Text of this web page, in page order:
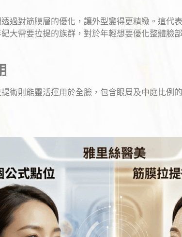
過對筋膜層的優化，讓外型變得更精緻。這代
大需要拉提的族群，對於年輕想要優化整體臉
術則能靈活運用於全臉，包含眼周及中庭比例